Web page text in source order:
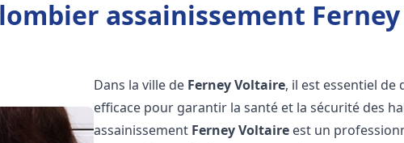
assainissement
Dans la ville de Ferney Voltaire, il est essentiel de
efficace pour garantir la santé et la sécurité des
assainissement Ferney Voltaire est un